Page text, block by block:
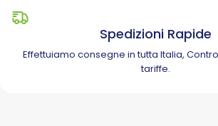
Spedizioni Rapide
Effettuiamo consegne in tutta Italia,
tariffe.